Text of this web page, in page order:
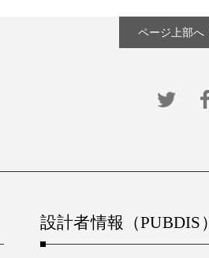
ページ上部へ
設計者情報（PUBDIS）